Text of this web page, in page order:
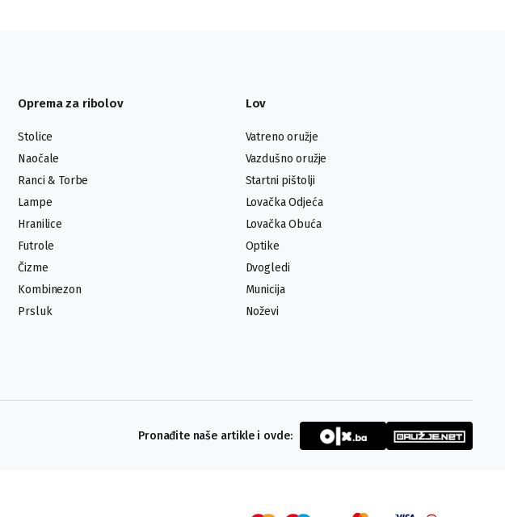
Oprema za ribolov
Stolice
Naočale
Ranci & Torbe
Lampe
Hranilice
Futrole
Čizme
Kombinezon
Prsluk
Lov
Vatreno oružje
Vazdušno oružje
Startni pištolji
Lovačka Odjeća
Lovačka Obuća
Optike
Dvogledi
Municija
Noževi
Pronađite naše artikle i ovde: